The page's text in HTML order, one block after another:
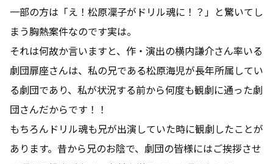
一部の方は「え！松原凜子がドリル魂に！？」と驚いてし
まう胸熱案件なのです実は。
それは何故か言いますと、作・演出の横内謙介さん率いる
劇団扉座さんは、私の兄である松原海児が長年所属してい
る劇団であり、私が状況する前から何度も観劇に通った劇
団さんだからです！！
もちろんドリル魂も兄が出演していた時に観劇したことが
あります。昔から兄のお陰で、劇団の皆様にはご挨拶させ